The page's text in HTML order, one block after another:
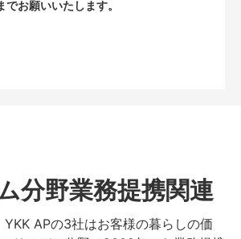
でお願いいたします。
分野業務提携関連
YKK APの3社はお客様の暮らしの価